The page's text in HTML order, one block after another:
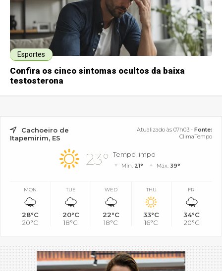
Esportes
Confira os cinco sintomas ocultos da baixa
testosterona
Cachoeiro de
Itapemirim, ES
Atualizado às 07h03 - Fonte:
ClimaTempo
23° Tempo limpo
Mín. 21° Máx. 39°
MON
28°C
20°C
TUE
20°C
18°C
WED
22°C
18°C
THU
33°C
16°C
FRI
34°C
20°C